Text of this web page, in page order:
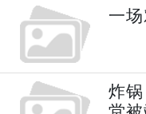
一
炸